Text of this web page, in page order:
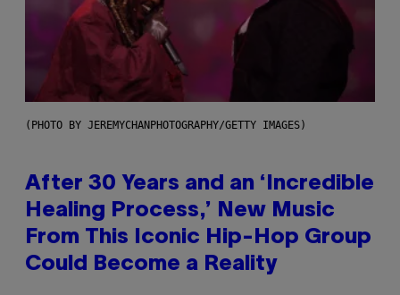
(PHOTO BY JEREMYCHANPHOTOGRAPHY/GETTY IMAGES)
After 30 Years and an ‘Incredible
Healing Process,’ New Music
From This Iconic Hip-Hop Group
Could Become a Reality